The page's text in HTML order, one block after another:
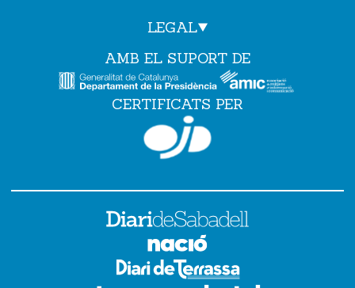
LEGAL
AMB EL SUPORT DE
CERTIFICATS PER